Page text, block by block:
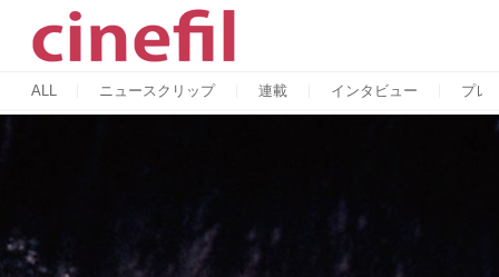
ALL ニュースクリップ 連載 インタビュー プレ